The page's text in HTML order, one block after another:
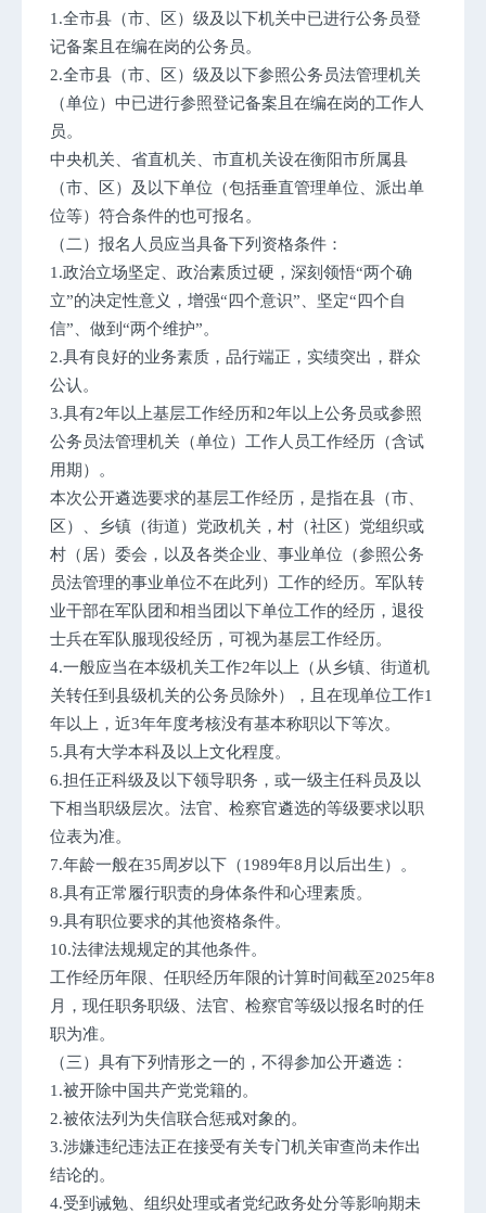
1.全市县（市、区）级及以下机关中已进行公务员登
记备案且在编在岗的公务员。
2.全市县（市、区）级及以下参照公务员法管理机关
（单位）中已进行参照登记备案且在编在岗的工作人
员。
中央机关、省直机关、市直机关设在衡阳市所属县
（市、区）及以下单位（包括垂直管理单位、派出单
位等）符合条件的也可报名。
（二）报名人员应当具备下列资格条件：
1.政治立场坚定、政治素质过硬，深刻领悟“两个确
立”的决定性意义，增强“四个意识”、坚定“四个自
信”、做到“两个维护”。
2.具有良好的业务素质，品行端正，实绩突出，群众
公认。
3.具有2年以上基层工作经历和2年以上公务员或参照
公务员法管理机关（单位）工作人员工作经历（含试
用期）。
本次公开遴选要求的基层工作经历，是指在县（市、
区）、乡镇（街道）党政机关，村（社区）党组织或
村（居）委会，以及各类企业、事业单位（参照公务
员法管理的事业单位不在此列）工作的经历。军队转
业干部在军队团和相当团以下单位工作的经历，退役
士兵在军队服现役经历，可视为基层工作经历。
4.一般应当在本级机关工作2年以上（从乡镇、街道机
关转任到县级机关的公务员除外），且在现单位工作1
年以上，近3年年度考核没有基本称职以下等次。
5.具有大学本科及以上文化程度。
6.担任正科级及以下领导职务，或一级主任科员及以
下相当职级层次。法官、检察官遴选的等级要求以职
位表为准。
7.年龄一般在35周岁以下（1989年8月以后出生）。
8.具有正常履行职责的身体条件和心理素质。
9.具有职位要求的其他资格条件。
10.法律法规规定的其他条件。
工作经历年限、任职经历年限的计算时间截至2025年8
月，现任职务职级、法官、检察官等级以报名时的任
职为准。
（三）具有下列情形之一的，不得参加公开遴选：
1.被开除中国共产党党籍的。
2.被依法列为失信联合惩戒对象的。
3.涉嫌违纪违法正在接受有关专门机关审查尚未作出
结论的。
4.受到诫勉、组织处理或者党纪政务处分等影响期未